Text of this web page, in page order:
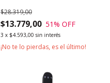
$13.779,00
$28.319,00
51% OFF
3 x $4.593,00 sin interés
¡No te lo pierdas, es el último!